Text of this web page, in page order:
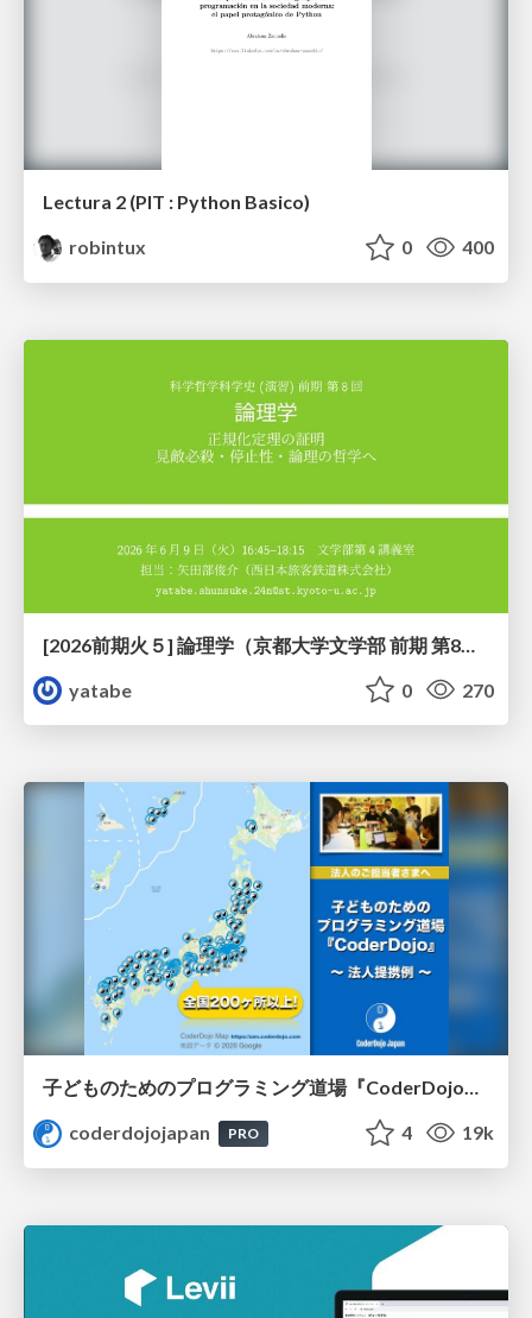
Lectura 2 (PIT : Python Basico)
robintux
0 400
yatabe
0 270
子どものためのプログラミング道場『CoderDojo』〜法人提携例〜 / Partnership with CoderDojo Japan
coderdojojapan
PRO 4 19k